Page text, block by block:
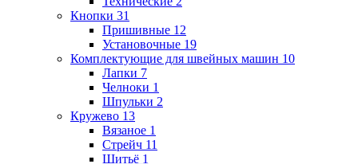
Кнопки 31
Пришивные 12
Установочные 19
Комплектующие для швейных машин 10
Лапки 7
Челноки 1
Шпульки 2
Кружево 13
Вязаное 1
Стрейч 11
Шитьё 1